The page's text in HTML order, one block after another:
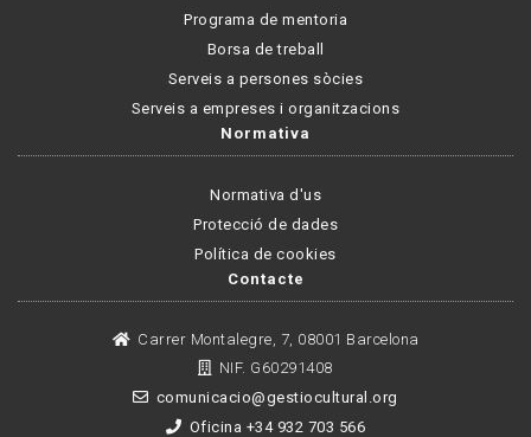
Programa de mentoria
Borsa de treball
Serveis a persones sòcies
Serveis a empreses i organitzacions
Normativa
Normativa d'us
Protecció de dades
Política de cookies
Contacte
Carrer Montalegre, 7, 08001 Barcelona
NIF. G60291408
comunicacio@gestiocultural.org
Oficina +34 932 703 566